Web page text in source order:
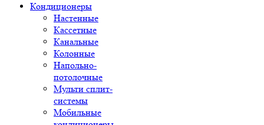
Кондиционеры
Настенные
Кассетные
Канальные
Колонные
Напольно-
потолочные
Мульти сплит-
системы
Мобильные